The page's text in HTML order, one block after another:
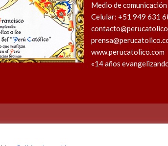
Medio de
Celular: +51 949 631
www.perucatolico.com
«14 años